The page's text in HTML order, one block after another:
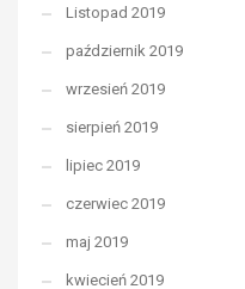
Listopad 2019
październik 2019
wrzesień 2019
sierpień 2019
lipiec 2019
czerwiec 2019
maj 2019
kwiecień 2019